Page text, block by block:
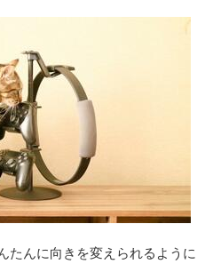
たんに向きを変えられるように